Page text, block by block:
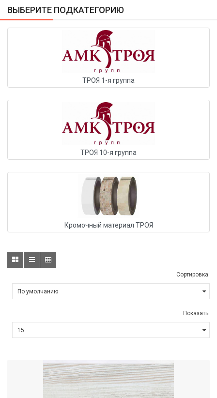
ВЫБЕРИТЕ ПОДКАТЕГОРИЮ
ТРОЯ 1-я группа
ТРОЯ 10-я группа
Кромочный материал ТРОЯ
Сортировка:
Показать: